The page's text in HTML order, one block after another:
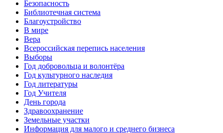
Безопасность
Библиотечная система
Благоустройство
В мире
Вера
Всероссийская перепись населения
Выборы
Год добровольца и волонтёра
Год культурного наследия
Год литературы
Год Учителя
День города
Здравоохранение
Земельные участки
Информация для малого и среднего бизнеса